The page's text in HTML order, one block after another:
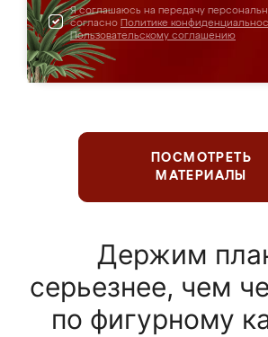
Я соглашаюсь на передачу
согласно Политике
Пользовательскому соглашению
ПОСМОТРЕТЬ
МАТЕРИАЛЫ
Держим
серьезнее, чем
по фигурному